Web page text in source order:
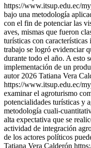
https://www.itsup.edu.ec/
bajo una metodología
con el fin de potenciar las
aves, mismas que fueron
turísticas con
trabajo se logró evidenciar
durante todo el año. A esto
implementación de un
autor 2026 Tatiana Vera
https://www.itsup.edu.ec/
examinar el agroturismo
potencialidades turísticas y
metodología cuali-
alta expectativa que se
actividad de integración
de los actores políticos
Tatiana Vera Calderón